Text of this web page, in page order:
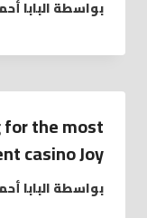
بواسطةالبابا
for the most
casino Joy
بواسطةالبابا